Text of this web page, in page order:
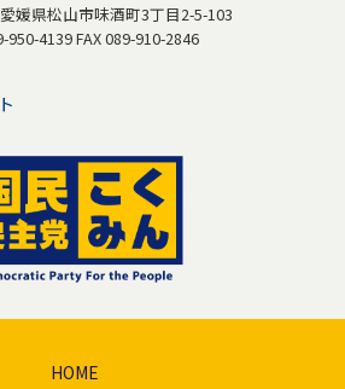
媛県松山市味酒町3丁目2-5-103
950-4139 FAX 089-910-2846
HOME